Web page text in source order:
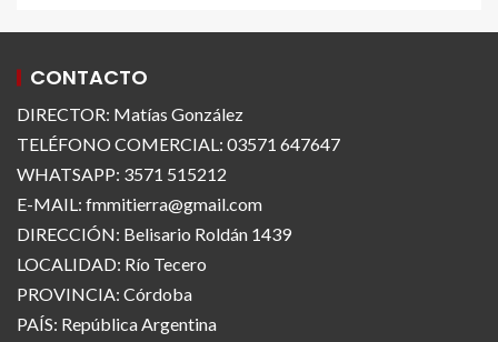
CONTACTO
DIRECTOR: Matías González
TELÉFONO COMERCIAL: 03571 647647
WHATSAPP: 3571 515212
E-MAIL: fmmitierra@gmail.com
DIRECCIÓN: Belisario Roldán 1439
LOCALIDAD: Río Tecero
PROVINCIA: Córdoba
PAÍS: República Argentina